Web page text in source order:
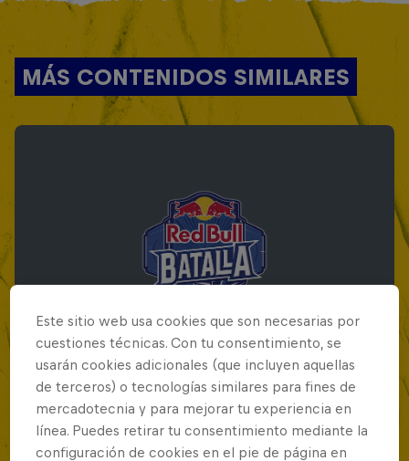
MÁS CONTENIDOS SIMILARES
Red Bull Batalla Final Torneo de Plazas
2026
Este sitio web usa cookies que son necesarias por
cuestiones técnicas. Con tu consentimiento, se
usarán cookies adicionales (que incluyen aquellas
de terceros) o tecnologías similares para fines de
mercadotecnia y para mejorar tu experiencia en
línea. Puedes retirar tu consentimiento mediante la
configuración de cookies en el pie de página en